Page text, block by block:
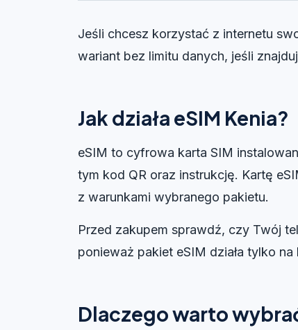
Jeśli chcesz korzystać z internetu
wariant bez limitu danych, jeśli
Jak działa eSIM Kenia?
eSIM to cyfrowa karta SIM
tym kod QR oraz instrukcję. Kartę
z warunkami wybranego pakietu.
Przed zakupem sprawdź, czy Twój
ponieważ pakiet eSIM działa tylko
Dlaczego warto